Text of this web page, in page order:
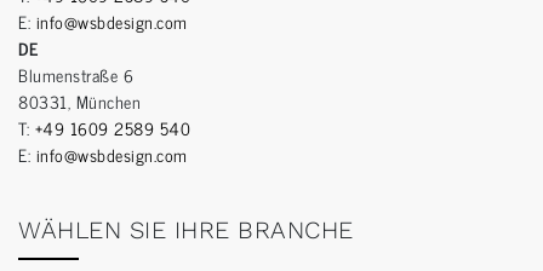
E: info@wsbdesign.com
DE
Blumenstraße 6
80331, München
T: +49 1609 2589 540
E: info@wsbdesign.com
WÄHLEN SIE IHRE BRANCHE